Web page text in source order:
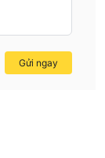
Gửi ngay